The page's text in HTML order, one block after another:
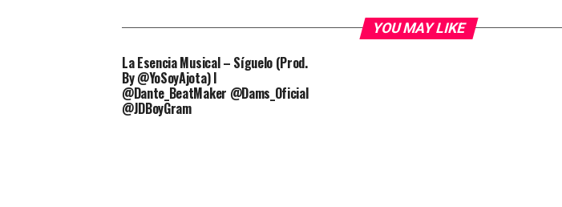
YOU MAY LIKE
La Esencia Musical – Síguelo (Prod.
By @YoSoyAjota) l
@Dante_BeatMaker @Dams_Oficial
@JDBoyGram